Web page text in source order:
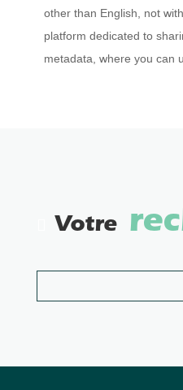
other than English, not
platform dedicated to
metadata, where you can
Votre